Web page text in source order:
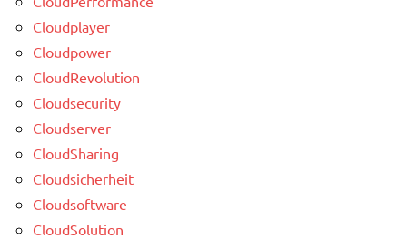
Cloudplayer
Cloudpower
CloudRevolution
Cloudsecurity
Cloudserver
CloudSharing
Cloudsicherheit
Cloudsoftware
CloudSolution